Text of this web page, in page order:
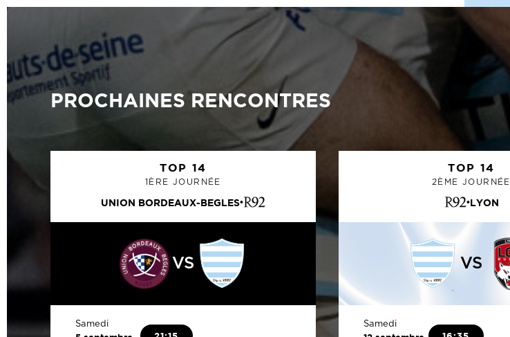
PROCHAINES RENCONTRES
TOP 14
1ÈRE JOURNÉE
UNION BORDEAUX-BEGLES
VS
Samedi
TOP 14
2ÈME JOURNÉE
LYON
VS
Samedi